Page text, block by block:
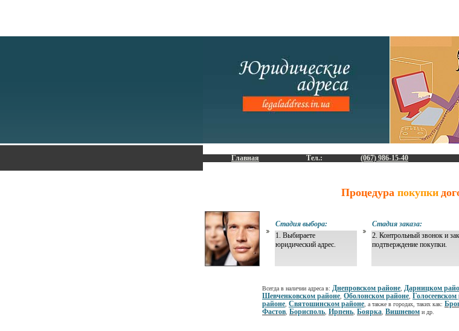
Главная Тел.: (067) 986-15-40
Процедурапокупки
Стадия выбора: Стадия заказа:
1. Выбираете
юридический адрес.
2. Контрольный звонок и
подтверждение покупки.
Всегда в наличии адреса в: Днепровском районе Дарницком
Шевченковском районе Оболонском районе Голосеевском
районе Святошинском районе , а также в городах, таких как:
Фастов Борисполь Ирпень Боярка Вишневом и др.